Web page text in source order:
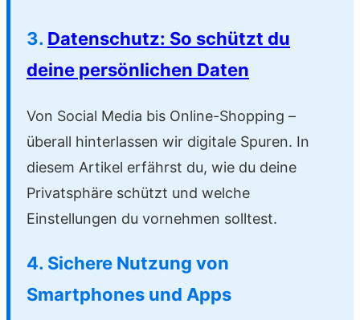
3. Datenschutz: So schützt du
deine persönlichen Daten
Von Social Media bis Online-Shopping –
überall hinterlassen wir digitale Spuren. In
diesem Artikel erfährst du, wie du deine
Privatsphäre schützt und welche
Einstellungen du vornehmen solltest.
4. Sichere Nutzung von
Smartphones und Apps